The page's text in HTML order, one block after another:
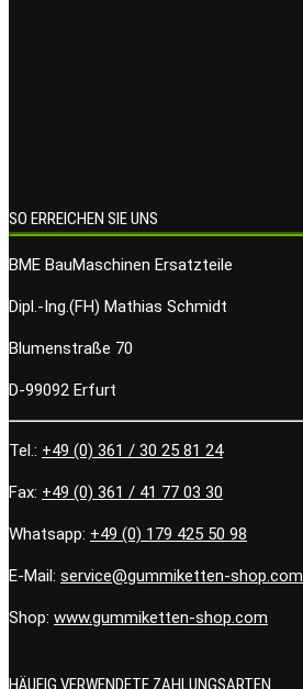
SO ERREICHEN SIE UNS
BME BauMaschinen Ersatzteile
Dipl.-Ing.(FH) Mathias Schmidt
Blumenstraße 70
D-99092 Erfurt
Tel.: +49 (0) 361 / 30 25 81 24
Fax: +49 (0) 361 / 41 77 03 30
Whatsapp: +49 (0) 179 425 50 98
E-Mail: service@gummiketten-shop.com
Shop: www.gummiketten-shop.com
HÄUFIG VERWENDETE ZAHLUNGSARTEN